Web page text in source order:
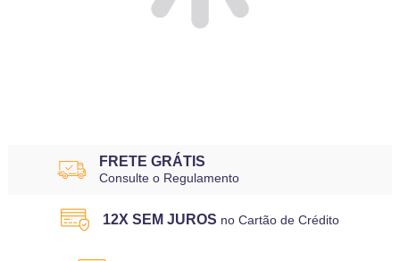
FRETE GRÁTIS
Consulte o Regulamento
12X SEM JUROS no Cartão de Crédito